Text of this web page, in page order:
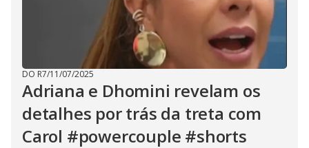
DO R7/11/07/2025
Adriana e Dhomini revelam os
detalhes por trás da treta com
Carol #powercouple #shorts